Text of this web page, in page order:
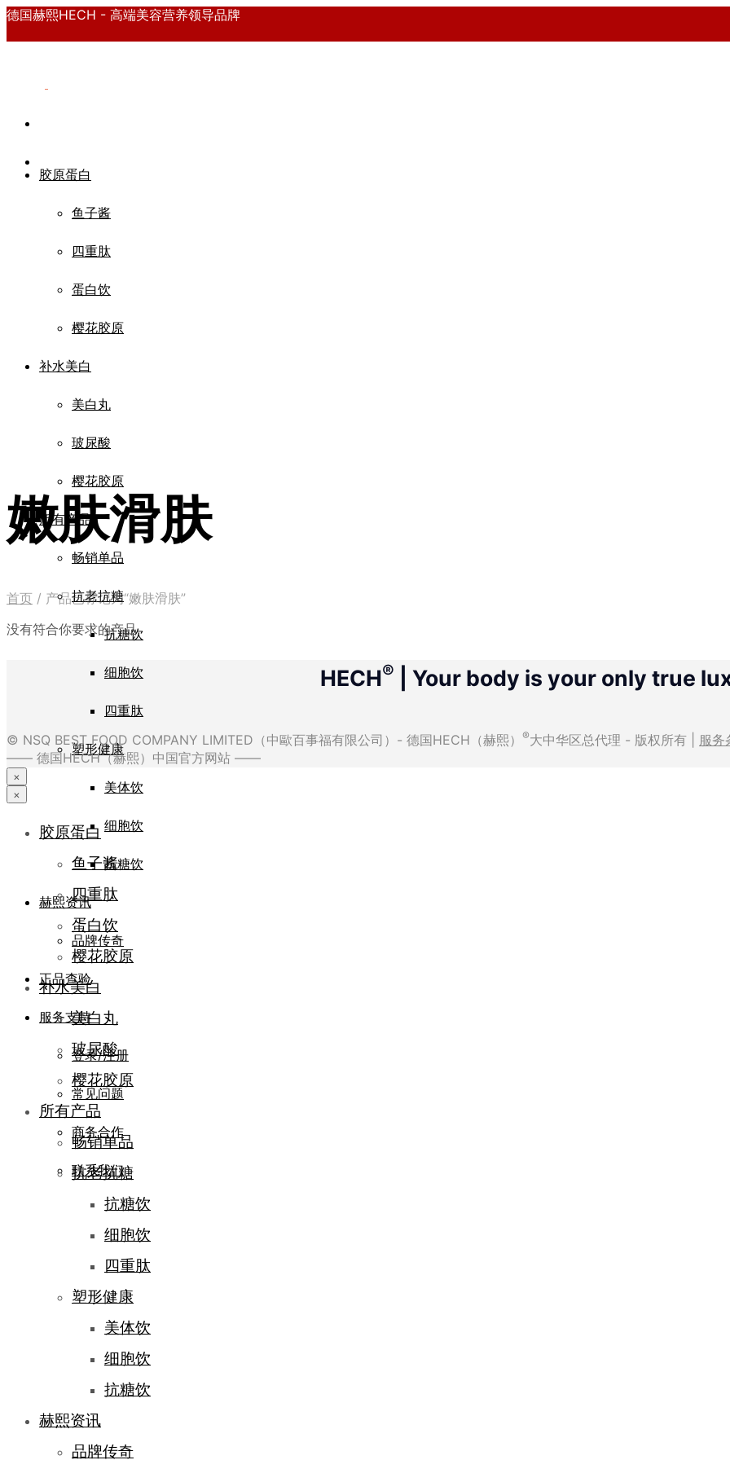
德国赫熙HECH - 高端美容营养领导品牌
胶原蛋白
鱼子酱
四重肽
蛋白饮
樱花胶原
补水美白
美白丸
玻尿酸
樱花胶原
所有产品
畅销单品
抗老抗糖
抗糖饮
细胞饮
四重肽
塑形健康
美体饮
细胞饮
抗糖饮
赫熙资讯
品牌传奇
正品查验
服务支持
登录/注册
常见问题
商务合作
联系我们
嫩肤滑肤
首页 / 产品已标记为“嫩肤滑肤”
没有符合你要求的产品
HECH® | Your body is your only true
© NSQ BEST FOOD COMPANY LIMITED（中歐百事福有限公司）- 德国HECH（赫熙） ®大中华区总代理 - 版权所有 | 服务
—— 德国HECH（赫熙）中国官方网站 ——
×
×
胶原蛋白
鱼子酱
四重肽
蛋白饮
樱花胶原
补水美白
美白丸
玻尿酸
樱花胶原
所有产品
畅销单品
抗老抗糖
抗糖饮
细胞饮
四重肽
塑形健康
美体饮
细胞饮
抗糖饮
赫熙资讯
品牌传奇